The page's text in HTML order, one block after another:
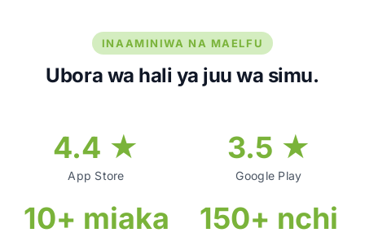
INAAMINIWA NA MAELFU
Ubora wa hali ya juu wa simu.
4.4 ★
App Store
3.5 ★
Google Play
10+ miaka 150+ nchi